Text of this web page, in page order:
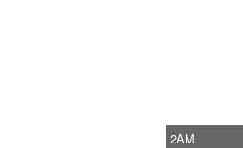
2AM